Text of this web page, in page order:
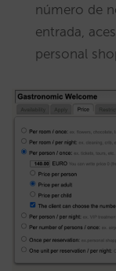
número de
entrada,
personal